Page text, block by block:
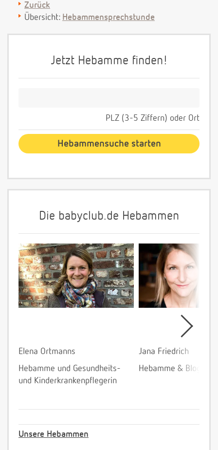
Zurück
Übersicht: Hebammensprechstunde
Jetzt Hebamme finden!
PLZ (3-5 Ziffern) oder Ort
Die babyclub.de Hebammen
Elena Ortmanns
Hebamme und Gesundheits-
und Kinderkrankenpflegerin
Jana Friedrich
Hebamme &
Unsere Hebammen